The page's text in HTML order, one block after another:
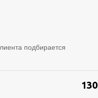
подбирается
130